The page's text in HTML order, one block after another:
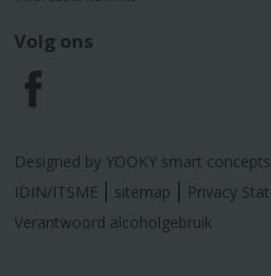
Volg ons
F
a
c
Designed by YOOKY smart concepts
IDIN/ITSME
sitemap Privacy
Verantwoord alcoholgebruik